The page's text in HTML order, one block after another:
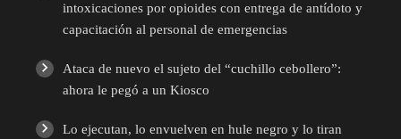
intoxicaciones por opioides con entrega de antídoto y
capacitación al personal de emergencias
Ataca de nuevo el sujeto del “cuchillo cebollero”:
ahora le pegó a un Kiosco
Lo ejecutan, lo envuelven en hule negro y lo tiran